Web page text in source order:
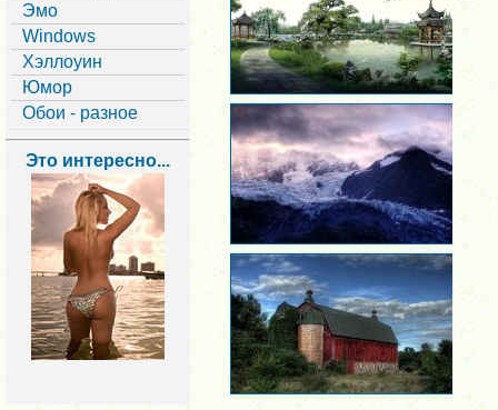
Эмо
Windows
Хэллоуин
Юмор
Обои - разное
Это интересно...